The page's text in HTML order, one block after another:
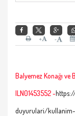
-
+
Balyemez Konağı ve
ILN01453552 -
duyurulari/